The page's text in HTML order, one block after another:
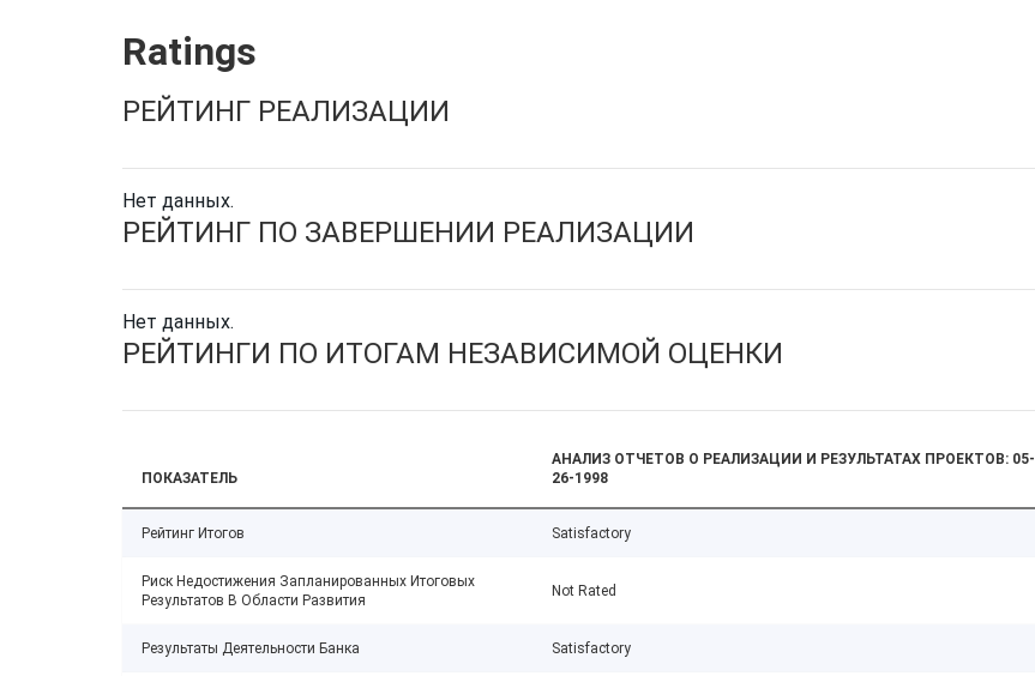
Ratings
РЕЙТИНГ РЕАЛИЗАЦИИ
Нет данных.
РЕЙТИНГ ПО ЗАВЕРШЕНИИ РЕАЛИЗАЦИИ
Нет данных.
РЕЙТИНГИ ПО ИТОГАМ НЕЗАВИСИМОЙ ОЦЕНКИ
ПОКАЗАТЕЛЬ
АНАЛИЗ ОТЧЕТОВ О РЕАЛИЗАЦИИ И РЕЗУЛЬТАТАХ ПРОЕКТОВ: 05-
26-1998
Рейтинг Итогов Satisfactory
Риск Недостижения Запланированных Итоговых
Результатов В Области Развития
Not Rated
Результаты Деятельности Банка Satisfactory